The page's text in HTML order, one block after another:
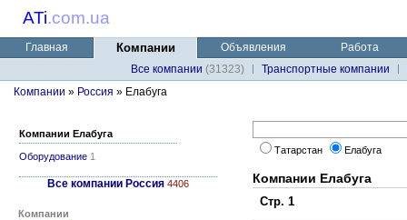
ATi.com.ua
Главная Компании Объявления
Работа
Все компании (31323) Транспортные компании
Компании » Россия » Елабуга
Компании Елабуга
Оборудование 1
Все компании Россия 4406
Компании
Татарстан Елабуга
Компании Елабуга
Стр. 1